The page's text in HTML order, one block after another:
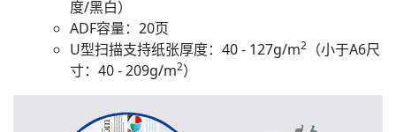
度/黑白）
ADF容量：20页
U型扫描支持纸张厚度：40 - 127g/m2
（小于A6尺
寸：40 - 209g/m2）